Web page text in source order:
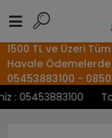
1500 TL ve Üzeri
Havale
05453883100 -
05453883100